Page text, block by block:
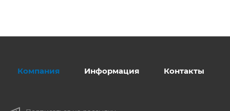
Компания Информация Контакты